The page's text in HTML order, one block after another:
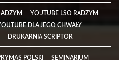
YOUTUBE LSO RADZYM
DLA JEGO CHWAŁY
DRUKARNIA SCRIPTOR
POLSKI SEMINARIUM